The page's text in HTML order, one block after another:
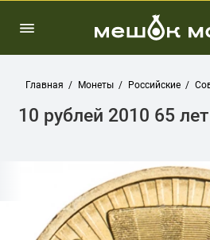
Главная Монеты Российские
10 рублей 2010 65